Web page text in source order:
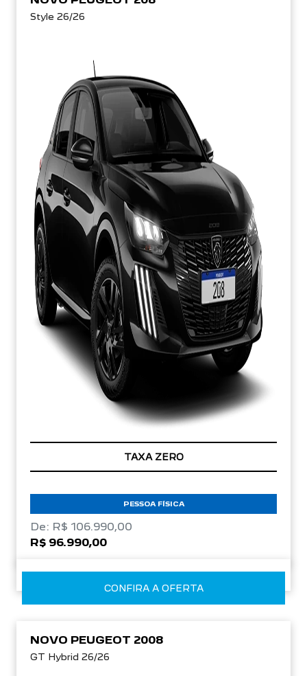
Style 26/26
TAXA ZERO
PESSOA FÍSICA
De: R$ 106.990,00
R$ 96.990,00
CONFIRA A OFERTA
NOVO PEUGEOT 2008
GT Hybrid 26/26